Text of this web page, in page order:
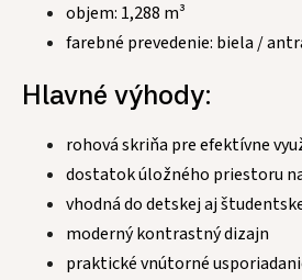
objem: 1,288 m³
farebné prevedenie: biela /
Hlavné výhody:
rohová skriňa pre efektívne
dostatok úložného priestoru
vhodná do detskej aj
moderný kontrastný dizajn
praktické vnútorné